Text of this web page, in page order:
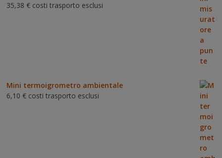
Valutat
35,38 € costi trasporto esclusi
Mini termoigrometro ambientale
6,10 € costi trasporto esclusi